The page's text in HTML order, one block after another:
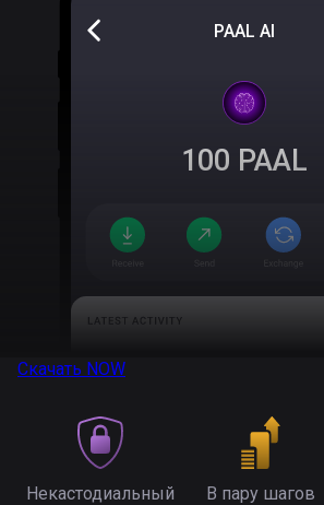
PAAL AI
100 PAAL
Скачать NOW
Некастодиальный В пару шагов